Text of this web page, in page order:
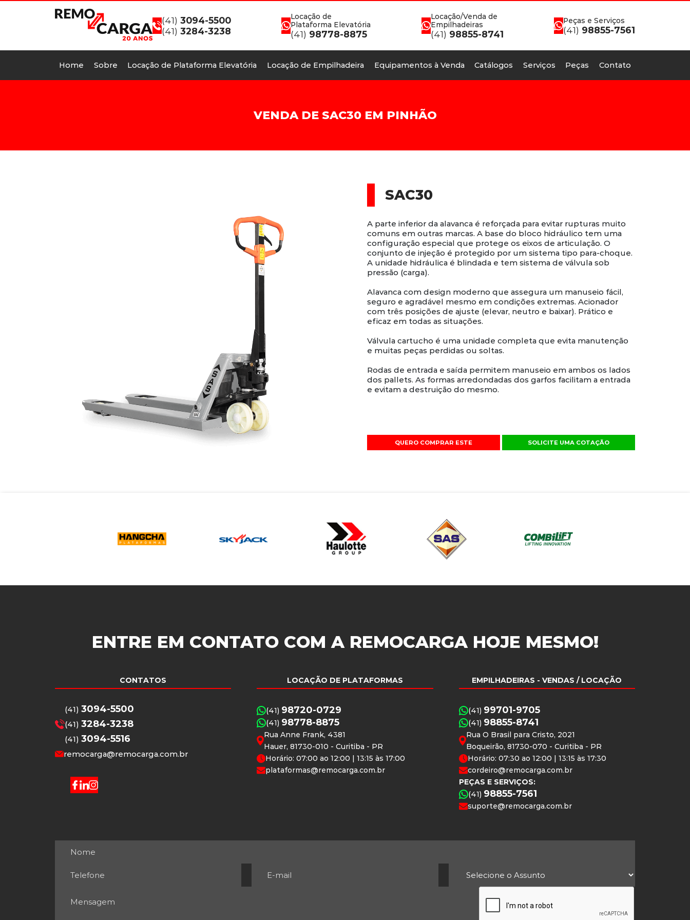
(41) 3094-5500
(41) 3284-3238
Locação de
Plataforma Elevatória
(41) 98778-8875
Locação/Venda de
Empilhadeiras
(41) 98855-8741
Peças e Serviços
(41) 98855-7561
Home Sobre Locação de Plataforma Elevatória Locação de Empilhadeira Equipamentos à Venda Catálogos Serviços Peças Contato
VENDA DE SAC30 EM PINHÃO
SAC30
A parte inferior da alavanca é reforçada para evitar rupturas muito
comuns em outras marcas. A base do bloco hidráulico tem uma
configuração especial que protege os eixos de articulação. O
conjunto de injeção é protegido por um sistema tipo para-choque.
A unidade hidráulica é blindada e tem sistema de válvula sob
pressão (carga).
Alavanca com design moderno que assegura um manuseio fácil,
seguro e agradável mesmo em condições extremas. Acionador
com três posições de ajuste (elevar, neutro e baixar). Prático e
eficaz em todas as situações.
Válvula cartucho é uma unidade completa que evita manutenção
e muitas peças perdidas ou soltas.
Rodas de entrada e saída permitem manuseio em ambos os lados
dos pallets. As formas arredondadas dos garfos facilitam a entrada
e evitam a destruição do mesmo.
QUERO COMPRAR ESTE SOLICITE UMA COTAÇÃO
ENTRE EM CONTATO COM A REMOCARGA HOJE MESMO!
CONTATOS
(41) 3094-5500
(41) 3284-3238
(41) 3094-5516
remocarga@remocarga.com.br
LOCAÇÃO DE PLATAFORMAS
(41) 98720-0729
(41) 98778-8875
Rua Anne Frank, 4381
Hauer, 81730-010 - Curitiba - PR
Horário: 07:00 ao 12:00 | 13:15 às 17:00
plataformas@remocarga.com.br
EMPILHADEIRAS - VENDAS / LOCAÇÃO
(41) 99701-9705
(41) 98855-8741
Rua O Brasil para Cristo, 2021
Boqueirão, 81730-070 - Curitiba - PR
Horário: 07:30 ao 12:00 | 13:15 às 17:30
cordeiro@remocarga.com.br
PEÇAS E SERVIÇOS:
(41) 98855-7561
suporte@remocarga.com.br